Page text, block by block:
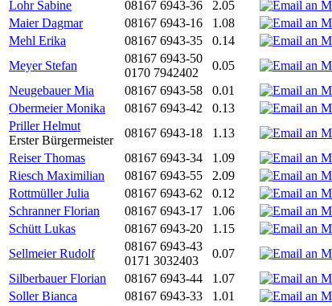
Lohr Sabine
08167 6943-36 2.05
Maier Dagmar
08167 6943-16 1.08
Mehl Erika
08167 6943-35 0.14
Meyer Stefan
08167 6943-50
0170 7942402
0.05
Neugebauer Mia
08167 6943-58 0.01
Obermeier Monika
08167 6943-42 0.13
Priller Helmut
Erster Bürgermeister
08167 6943-18 1.13
Reiser Thomas
08167 6943-34 1.09
Riesch Maximilian
08167 6943-55 2.09
Rottmüller Julia
08167 6943-62 0.12
Schranner Florian
08167 6943-17 1.06
Schütt Lukas
08167 6943-20 1.15
Sellmeier Rudolf
08167 6943-43
0171 3032403
0.07
Silberbauer Florian
08167 6943-44 1.07
Soller Bianca
08167 6943-33 1.01